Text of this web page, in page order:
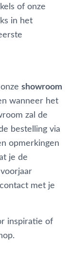
of onze
in het
showroom
wanneer het
zal de
bestelling via
opmerkingen
je de
met je
inspiratie of